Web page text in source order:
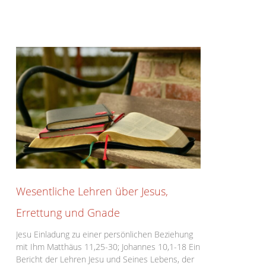
Wesentliche Lehren über Jesus,
Errettung und Gnade
Jesu Einladung zu einer persönlichen Beziehung
mit Ihm Matthäus 11,25-30; Johannes 10,1-18 Ein
Bericht der Lehren Jesu und Seines Lebens, der